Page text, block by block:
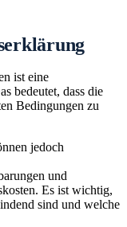
ist eine
bedeutet, dass die
Bedingungen zu
jedoch
und
Es ist wichtig,
sind und welche